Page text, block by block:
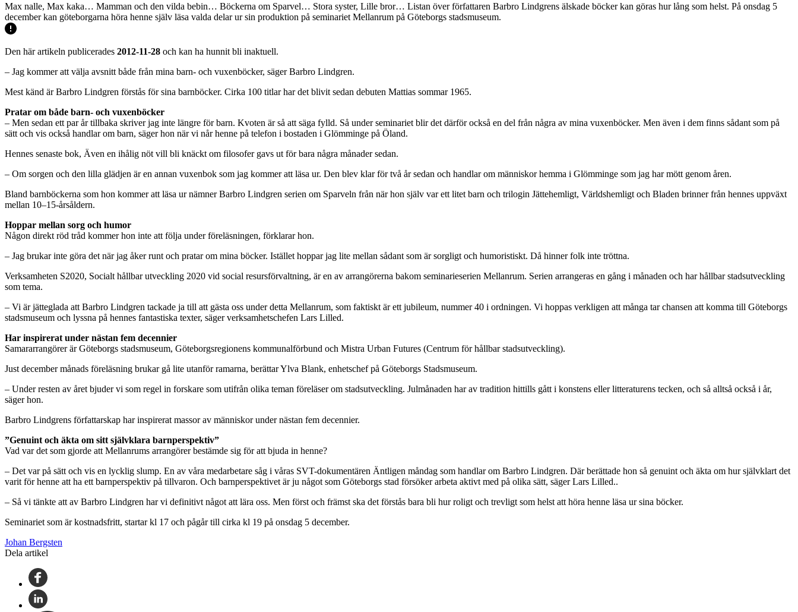
Max nalle, Max kaka… Mamman och den vilda bebin… Böckerna om Sparvel… Stora syster, Lille bror… Listan över författaren Barbro Lindgrens älskade böcker kan göras hur lång som helst. På onsdag 5
december kan göteborgarna höra henne själv läsa valda delar ur sin produktion på seminariet Mellanrum på Göteborgs stadsmuseum.
Den här artikeln publicerades 2012-11-28 och kan ha hunnit bli inaktuell.
– Jag kommer att välja avsnitt både från mina barn- och vuxenböcker, säger Barbro Lindgren.
Mest känd är Barbro Lindgren förstås för sina barnböcker. Cirka 100 titlar har det blivit sedan debuten Mattias sommar 1965.
Pratar om både barn- och vuxenböcker
– Men sedan ett par år tillbaka skriver jag inte längre för barn. Kvoten är så att säga fylld. Så under seminariet blir det därför också en del från några av mina vuxenböcker. Men även i dem finns sådant som på
sätt och vis också handlar om barn, säger hon när vi når henne på telefon i bostaden i Glömminge på Öland.
Hennes senaste bok, Även en ihålig nöt vill bli knäckt om filosofer gavs ut för bara några månader sedan.
– Om sorgen och den lilla glädjen är en annan vuxenbok som jag kommer att läsa ur. Den blev klar för två år sedan och handlar om människor hemma i Glömminge som jag har mött genom åren.
Bland barnböckerna som hon kommer att läsa ur nämner Barbro Lindgren serien om Sparveln från när hon själv var ett litet barn och trilogin Jättehemligt, Världshemligt och Bladen brinner från hennes uppväxt
mellan 10–15-årsåldern.
Hoppar mellan sorg och humor
Någon direkt röd tråd kommer hon inte att följa under föreläsningen, förklarar hon.
– Jag brukar inte göra det när jag åker runt och pratar om mina böcker. Istället hoppar jag lite mellan sådant som är sorgligt och humoristiskt. Då hinner folk inte tröttna.
Verksamheten S2020, Socialt hållbar utveckling 2020 vid social resursförvaltning, är en av arrangörerna bakom seminarieserien Mellanrum. Serien arrangeras en gång i månaden och har hållbar stadsutveckling
som tema.
– Vi är jätteglada att Barbro Lindgren tackade ja till att gästa oss under detta Mellanrum, som faktiskt är ett jubileum, nummer 40 i ordningen. Vi hoppas verkligen att många tar chansen att komma till Göteborgs
stadsmuseum och lyssna på hennes fantastiska texter, säger verksamhetschefen Lars Lilled.
Har inspirerat under nästan fem decennier
Samararrangörer är Göteborgs stadsmuseum, Göteborgsregionens kommunalförbund och Mistra Urban Futures (Centrum för hållbar stadsutveckling).
Just december månads föreläsning brukar gå lite utanför ramarna, berättar Ylva Blank, enhetschef på Göteborgs Stadsmuseum.
– Under resten av året bjuder vi som regel in forskare som utifrån olika teman föreläser om stadsutveckling. Julmånaden har av tradition hittills gått i konstens eller litteraturens tecken, och så alltså också i år,
säger hon.
Barbro Lindgrens författarskap har inspirerat massor av människor under nästan fem decennier.
”Genuint och äkta om sitt självklara barnperspektiv”
Vad var det som gjorde att Mellanrums arrangörer bestämde sig för att bjuda in henne?
– Det var på sätt och vis en lycklig slump. En av våra medarbetare såg i våras SVT-dokumentären Äntligen måndag som handlar om Barbro Lindgren. Där berättade hon så genuint och äkta om hur självklart det
varit för henne att ha ett barnperspektiv på tillvaron. Och barnperspektivet är ju något som Göteborgs stad försöker arbeta aktivt med på olika sätt, säger Lars Lilled..
– Så vi tänkte att av Barbro Lindgren har vi definitivt något att lära oss. Men först och främst ska det förstås bara bli hur roligt och trevligt som helst att höra henne läsa ur sina böcker.
Seminariet som är kostnadsfritt, startar kl 17 och pågår till cirka kl 19 på onsdag 5 december.
Johan Bergsten
Dela artikel